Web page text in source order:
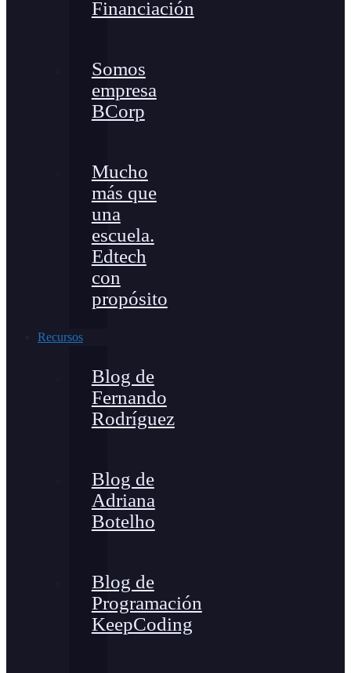
Financiación
Somos
empresa
BCorp
Mucho
más que
una
escuela.
Edtech
con
propósito
Recursos
Blog de
Fernando
Rodríguez
Blog de
Adriana
Botelho
Blog de
Programación
KeepCoding